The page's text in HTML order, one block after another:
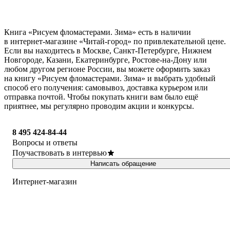
Книга «Рисуем фломастерами. Зима» есть в наличии
в интернет-магазине «Читай-город» по привлекательной цене.
Если вы находитесь в Москве, Санкт-Петербурге, Нижнем
Новгороде, Казани, Екатеринбурге, Ростове-на-Дону или
любом другом регионе России, вы можете оформить заказ
на книгу «Рисуем фломастерами. Зима» и выбрать удобный
способ его получения: самовывоз, доставка курьером или
отправка почтой. Чтобы покупать книги вам было ещё
приятнее, мы регулярно проводим акции и конкурсы.
8 495 424-84-44
Вопросы и ответы
Поучаствовать в интервью
Написать обращение
Интернет-магазин